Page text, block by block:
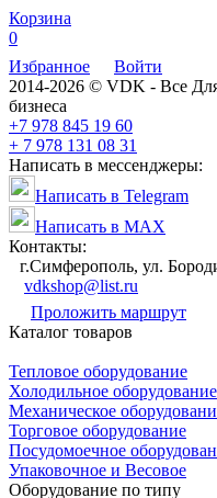
Корзина
0
Избранное
Войти
2014-2026 © VDK - Все
бизнеса
+7 978 845 19 60
+ 7 978 131 08 31
Написать в мессенджеры:
Написать в Telegram
Написать в MAX
Контакты:
г.Симферополь, ул.
vdkshop@list.ru
Проложить маршрут
Каталог товаров
Тепловое оборудование
Холодильное оборудование
Механическое
Торговое оборудование
Посудомоечное
Упаковочное и Весовое
Оборудование по типу